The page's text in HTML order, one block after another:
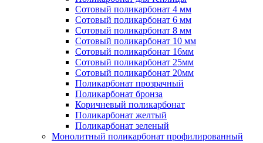
Сотовый поликарбонат 4 мм
Сотовый поликарбонат 6 мм
Сотовый поликарбонат 8 мм
Сотовый поликарбонат 10 мм
Сотовый поликарбонат 16мм
Сотовый поликарбонат 25мм
Сотовый поликарбонат 20мм
Поликарбонат прозрачный
Поликарбонат бронза
Коричневый поликарбонат
Поликарбонат желтый
Поликарбонат зеленый
Монолитный поликарбонат профилированный